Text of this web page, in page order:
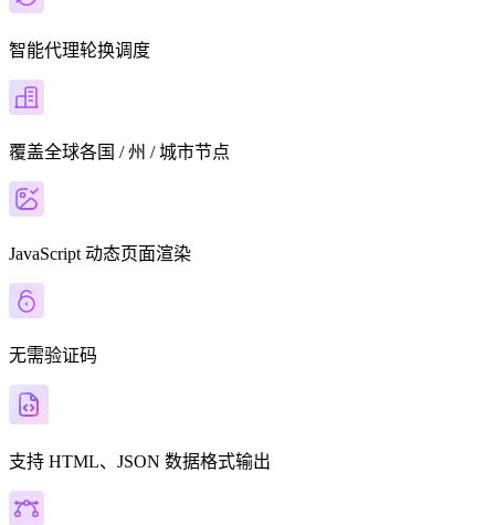
智能代理轮换调度
覆盖全球各国 / 州 / 城市节点
JavaScript 动态页面渲染
无需验证码
支持 HTML、JSON 数据格式输出